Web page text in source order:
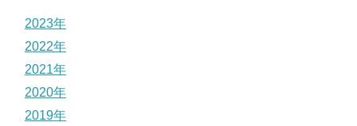
2023年
2022年
2021年
2020年
2019年